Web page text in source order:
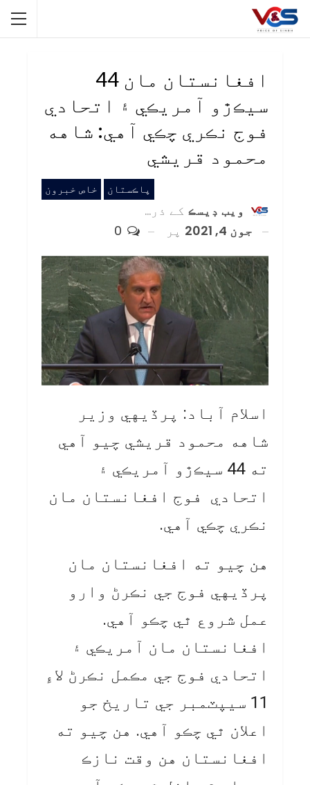
افغانستان مان 44
سيڪڙو آمريڪي ۽ اتحادي
فوج نڪري چڪي آهي: شاهه
محمود قريشي
پاڪستان خاص خبرون
ويب ڊيسڪ کے ذریعہ
جون 4, 2021
پر
اسلام آباد: پرڏيهي وزير
شاهه محمود قريشي چيو آهي
ته 44 سيڪڙو آمريڪي ۽
اتحادي فوج افغانستان مان
نڪري چڪي آهي.
هن چيو ته افغانستان مان
پرڏيهي فوج جي نڪرڻ وارو
عمل شروع ٿي چڪو آهي.
افغانستان مان آمريڪي ۽
اتحادي فوج جي مڪمل نڪرڻ لاءِ
11 سيپٽمبر جي تاريخ جو
اعلان ٿي چڪو آهي. هن چيو ته
افغانستان هن وقت نازڪ